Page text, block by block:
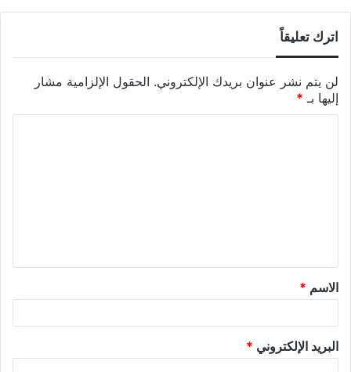
اترك تعليقاً
لن يتم نشر عنوان بريدك الإلكتروني. الحقول الإلزامية مشار
إليها بـ *
الاسم *
البريد الإلكتروني *